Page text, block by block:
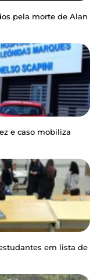
pela morte de Alan
e caso mobiliza
em lista de